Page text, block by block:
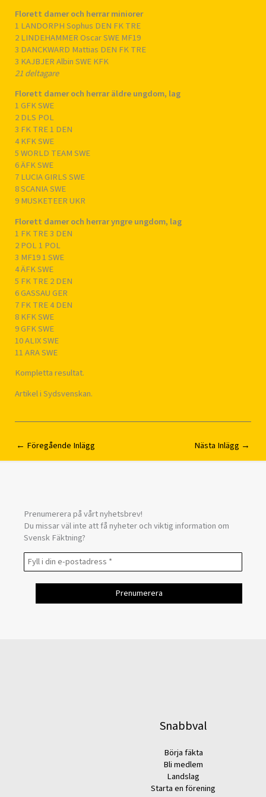
Florett damer och herrar miniorer
1 LANDORPH Sophus DEN FK TRE
2 LINDEHAMMER Oscar SWE MF19
3 DANCKWARD Mattias DEN FK TRE
3 KAJBJER Albin SWE KFK
21 deltagare
Florett damer och herrar äldre ungdom, lag
1 GFK SWE
2 DLS POL
3 FK TRE 1 DEN
4 KFK SWE
5 WORLD TEAM SWE
6 ÄFK SWE
7 LUCIA GIRLS SWE
8 SCANIA SWE
9 MUSKETEER UKR
Florett damer och herrar yngre ungdom, lag
1 FK TRE 3 DEN
2 POL 1 POL
3 MF19 1 SWE
4 ÄFK SWE
5 FK TRE 2 DEN
6 GASSAU GER
7 FK TRE 4 DEN
8 KFK SWE
9 GFK SWE
10 ALIX SWE
11 ARA SWE
Kompletta resultat.
Artikel i Sydsvenskan.
← Föregående Inlägg Nästa Inlägg →
Prenumerera på vårt nyhetsbrev!
Du missar väl inte att få nyheter och viktig information om
Svensk Fäktning?
Snabbval
Börja fäkta
Bli medlem
Landslag
Starta en förening